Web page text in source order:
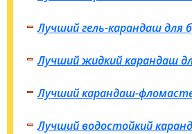
Лучший гель-карандаш для
Лучший жидкий карандаш
Лучший карандаш-
Лучший водостойкий